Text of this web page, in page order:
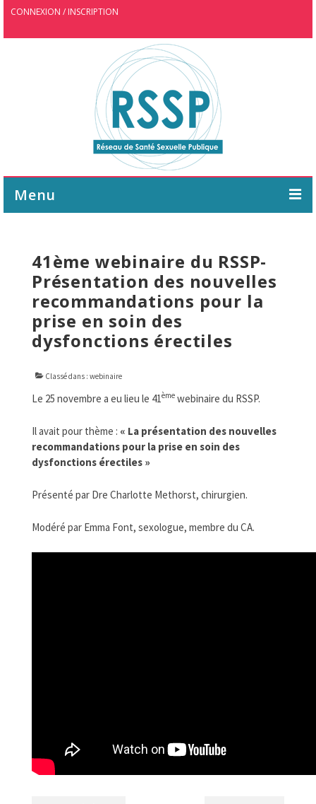
CONNEXION / INSCRIPTION
Menu
AGENDA
WEBINAIRE
FORMATIONS
DOCUMENTATION
PARTENAIRES
41ème webinaire du RSSP-
Présentation des nouvelles
recommandations pour la
prise en soin des
dysfonctions érectiles
Classé dans : webinaire
Le 25 novembre a eu lieu le 41ème webinaire du RSSP.
Il avait pour thème : « La présentation des nouvelles
recommandations pour la prise en soin des
dysfonctions érectiles »
Présenté par Dre Charlotte Methorst, chirurgien.
Modéré par Emma Font, sexologue, membre du CA.